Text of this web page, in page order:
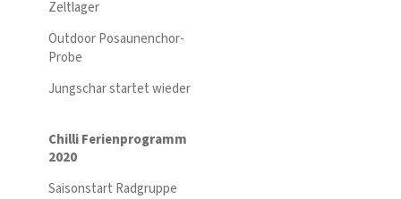
Zeltlager
Outdoor Posaunenchor-
Probe
Jungschar startet wieder
Chilli Ferienprogramm
2020
Saisonstart Radgruppe